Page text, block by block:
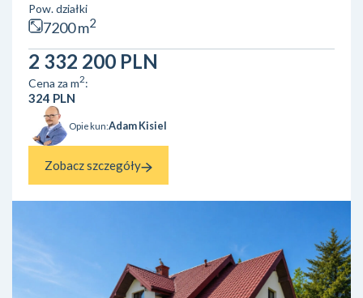
wolnostojących:– powierzchnia zabudowy maksylanie
32%– powierzchnia biologiocznie czynna – 50%– minimum
2 miejsca postojowe na lokal– grunt przylega bezpośrednio
do drogi gminnej– maksymalna wysokosć buydynków do
8,5m w kalemnicy Grunt znajduje się w Skrzynkac...
Pow. działki
7200 m2
2 332 200 PLN
Cena za m2:
324 PLN
Opiekun:Adam Kisiel
Zobacz szczegóły